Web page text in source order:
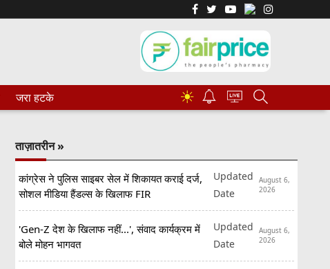
जरा हटके ☀
ताज़ातरीन »
कांग्रेस ने पुलिस साइबर सेल में शिकायत कराई दर्ज,
सोशल मीडिया हैंडल्स के खिलाफ FIR
Updated
Date
August 6,
2026
'Gen-Z देश के खिलाफ नहीं...', संवाद कार्यक्रम में
बोले मोहन भागवत
Updated
Date
August 6,
2026